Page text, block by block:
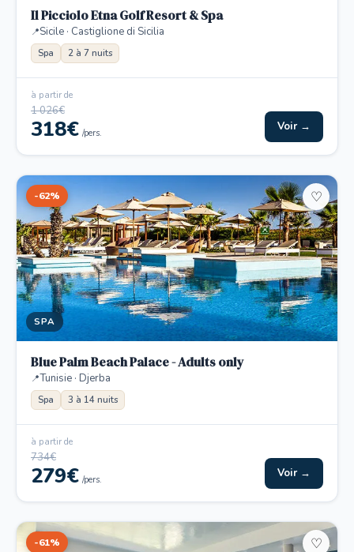
Il Picciolo Etna Golf Resort & Spa
Sicile · Castiglione di Sicilia
Spa 2 à 7 nuits
à partir de
1 026€
318€ /pers. Voir →
-62%
SPA
♡
Blue Palm Beach Palace - Adults only
Tunisie · Djerba
Spa 3 à 14 nuits
à partir de
734€
279€ /pers. Voir →
-61% ♡